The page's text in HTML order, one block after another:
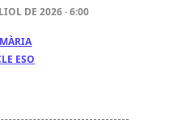
DE 2026 · 6:00
ESO